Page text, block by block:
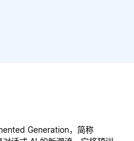
Generation，简称